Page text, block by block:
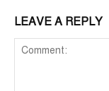
LEAVE A REPLY